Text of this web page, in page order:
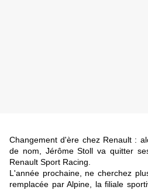
Changement d'ère chez Renault :
de nom, Jérôme Stoll va quitter
Renault Sport Racing.
L'année prochaine, ne cherchez
remplacée par Alpine, la filiale